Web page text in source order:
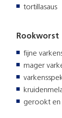
tortillasaus
Rookworst
fijne
mager
gerookt